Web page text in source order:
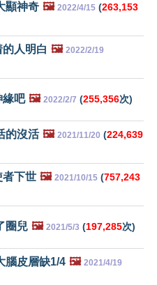
顯神奇 🖼️ 2022/4/15 (263,153
人明白 🖼️ 2022/2/19
緣吧 🖼️ 2022/2/7 (255,356次)
的沒活 🖼️ 2021/11/20 (224,639
者下世 🖼️ 2021/10/15 (757,243
圈兒 🖼️ 2021/5/3 (197,285次)
腦皮層缺1/4 🖼️ 2021/4/19